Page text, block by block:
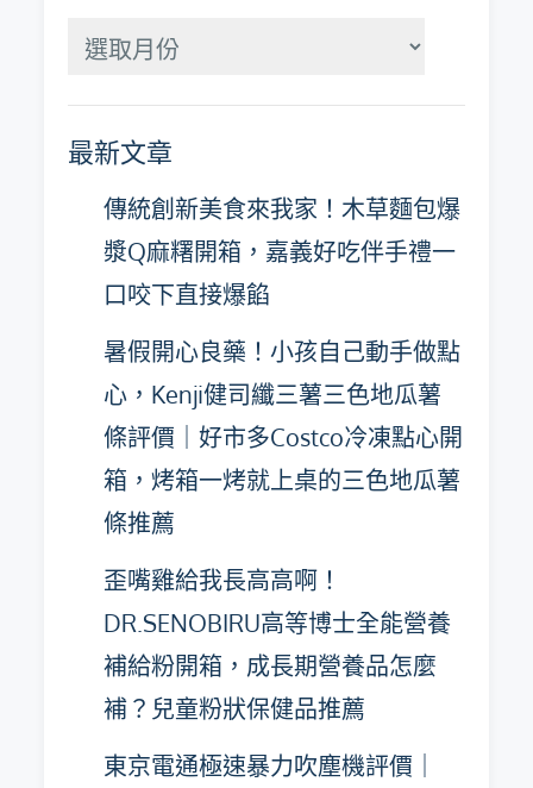
分
整
最新文章
傳統創新美食來我家！木草麵包爆
漿Q麻糬開箱，嘉義好吃伴手禮一
口咬下直接爆餡
暑假開心良藥！小孩自己動手做點
心，Kenji健司纖三薯三色地瓜薯
條評價｜好市多Costco冷凍點心開
箱，烤箱一烤就上桌的三色地瓜薯
條推薦
歪嘴雞給我長高高啊！
DR.SENOBIRU高等博士全能營養
補給粉開箱，成長期營養品怎麼
補？兒童粉狀保健品推薦
東京電通極速暴力吹塵機評價｜